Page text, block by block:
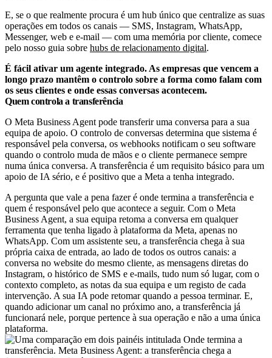
E, se o que realmente procura é um hub único que centralize as suas
operações em todos os canais — SMS, Instagram, WhatsApp,
Messenger, web e e-mail — com uma memória por cliente, comece
pelo nosso guia sobre hubs de relacionamento digital.
É fácil ativar um agente integrado. As empresas que vencem a
longo prazo mantêm o controlo sobre a forma como falam com
os seus clientes e onde essas conversas acontecem.
Quem controla a transferência
O Meta Business Agent pode transferir uma conversa para a sua
equipa de apoio. O controlo de conversas determina que sistema é
responsável pela conversa, os webhooks notificam o seu software
quando o controlo muda de mãos e o cliente permanece sempre
numa única conversa. A transferência é um requisito básico para um
apoio de IA sério, e é positivo que a Meta a tenha integrado.
A pergunta que vale a pena fazer é onde termina a transferência e
quem é responsável pelo que acontece a seguir. Com o Meta
Business Agent, a sua equipa retoma a conversa em qualquer
ferramenta que tenha ligado à plataforma da Meta, apenas no
WhatsApp. Com um assistente seu, a transferência chega à sua
própria caixa de entrada, ao lado de todos os outros canais: a
conversa no website do mesmo cliente, as mensagens diretas do
Instagram, o histórico de SMS e e-mails, tudo num só lugar, com o
contexto completo, as notas da sua equipa e um registo de cada
intervenção. A sua IA pode retomar quando a pessoa terminar. E,
quando adicionar um canal no próximo ano, a transferência já
funcionará nele, porque pertence à sua operação e não a uma única
plataforma.